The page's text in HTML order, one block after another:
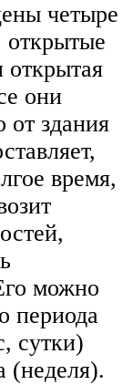
четыре
открытые
открытая
они
от здания
время,
можно
периода
сутки)
(неделя).